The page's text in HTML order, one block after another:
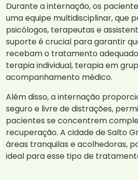
Durante a internação, os
uma equipe multidisciplinar, que
psicólogos, terapeutas e
suporte é crucial para garantir
recebam o tratamento
terapia individual, terapia em
acompanhamento médico.
Além disso, a internação
seguro e livre de distrações,
pacientes se concentrem
recuperação. A cidade de Salto
áreas tranquilas e acolhedoras,
ideal para esse tipo de